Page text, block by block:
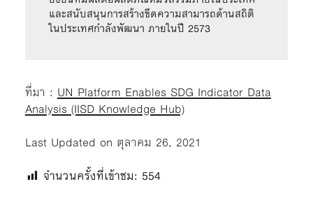
และสนับสนุนการสร้างขีดความสามารถด้านสถิติ
ในประเทศกำลังพัฒนา ภายในปี 2573
ที่มา : UN Platform Enables SDG Indicator Data
Analysis (IISD Knowledge Hub)
Last Updated on ตุลาคม 26, 2021
จำนวนครั้งที่เข้าชม: 554